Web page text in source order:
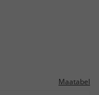
Maatabel